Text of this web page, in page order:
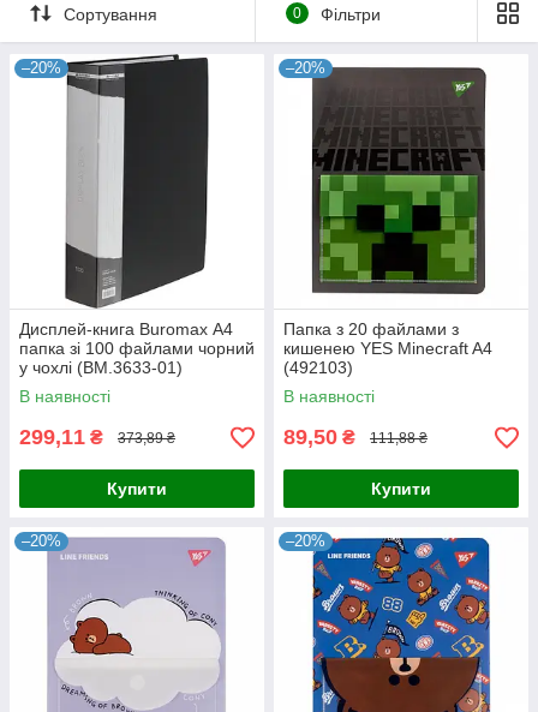
Сортування 0 Фільтри
–20%
Дисплей-книга Buromax А4
папка зі 100 файлами чорний
у чохлі (BM.3633-01)
В наявності
299,11 ₴ 373,89 ₴
Купити
–20%
Папка з 20 файлами з
кишенею YES Minecraft A4
(492103)
В наявності
89,50 ₴ 111,88 ₴
Купити
–20% –20%